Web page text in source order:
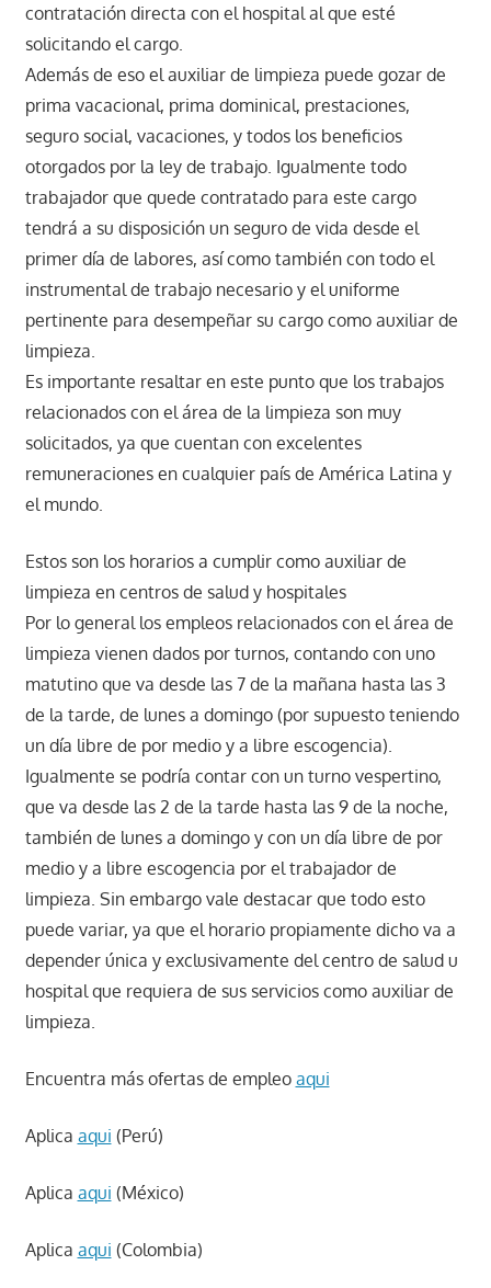
contratación directa con el hospital al que esté
solicitando el cargo.
Además de eso el auxiliar de limpieza puede gozar de
prima vacacional, prima dominical, prestaciones,
seguro social, vacaciones, y todos los beneficios
otorgados por la ley de trabajo. Igualmente todo
trabajador que quede contratado para este cargo
tendrá a su disposición un seguro de vida desde el
primer día de labores, así como también con todo el
instrumental de trabajo necesario y el uniforme
pertinente para desempeñar su cargo como auxiliar de
limpieza.
Es importante resaltar en este punto que los trabajos
relacionados con el área de la limpieza son muy
solicitados, ya que cuentan con excelentes
remuneraciones en cualquier país de América Latina y
el mundo.
Estos son los horarios a cumplir como auxiliar de
limpieza en centros de salud y hospitales
Por lo general los empleos relacionados con el área de
limpieza vienen dados por turnos, contando con uno
matutino que va desde las 7 de la mañana hasta las 3
de la tarde, de lunes a domingo (por supuesto teniendo
un día libre de por medio y a libre escogencia).
Igualmente se podría contar con un turno vespertino,
que va desde las 2 de la tarde hasta las 9 de la noche,
también de lunes a domingo y con un día libre de por
medio y a libre escogencia por el trabajador de
limpieza. Sin embargo vale destacar que todo esto
puede variar, ya que el horario propiamente dicho va a
depender única y exclusivamente del centro de salud u
hospital que requiera de sus servicios como auxiliar de
limpieza.
Encuentra más ofertas de empleo aqui
Aplica aqui (Perú)
Aplica aqui (México)
Aplica aqui (Colombia)